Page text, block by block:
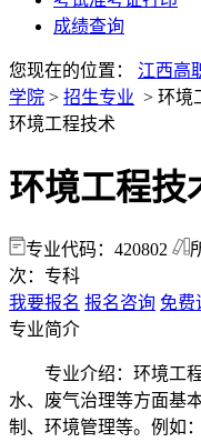
成绩查询
您现在的位置： 江西高
学院 > 招生专业 > 环境
环境工程技术
环境工程技
专业代码：420802
次：专科
我要报名 报名咨询 免费
专业简介
专业介绍：环境工程
水、废气治理等方面基
制、环境管理等。例如